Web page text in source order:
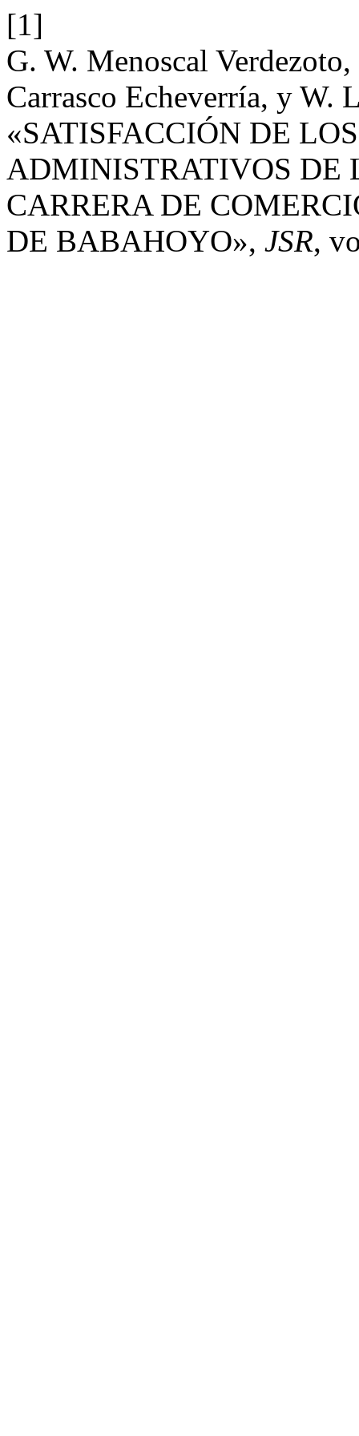
[1]
G. W. Menoscal
Carrasco Echeverría, y W.
«SATISFACCIÓN DE
ADMINISTRATIVOS DE
CARRERA DE
DE BABAHOYO», JSR,